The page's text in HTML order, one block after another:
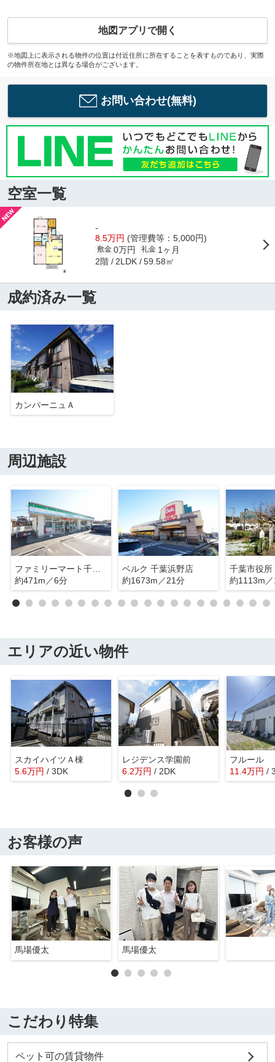
地図アプリで開く
※地図上に表示される物件の位置は付近住所に所在することを表すものであり、実際
の物件所在地とは異なる場合がございます。
お問い合わせ(無料)
空室一覧
-
8.5万円 (管理費等：5,000円)
敷金 0万円 礼金 1ヶ月
2階 2LDK 59.58㎡
成約済み一覧
カンパーニュＡ
周辺施設
ファミリーマート千葉生実町店
約471m／6分
ベルク 千葉浜野店
約1673m／21分
千葉市役所
約1113m
エリアの近い物件
スカイハイツＡ棟
5.6万円 / 3DK
レジデンス学園前
6.2万円 / 2DK
フルール
11.4万円 /
お客様の声
馬場優太 馬場優太
こだわり特集
ペット可の賃貸物件